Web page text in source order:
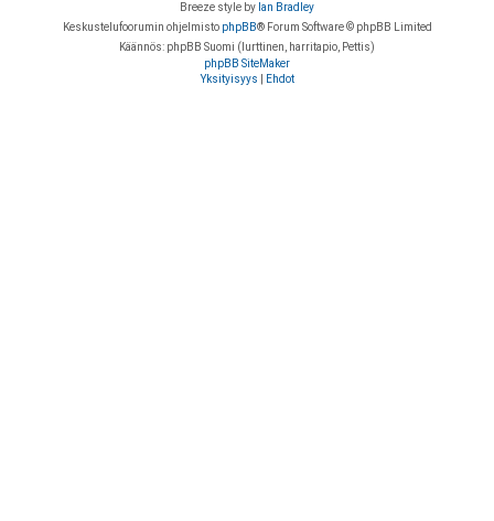
Breeze style by Ian Bradley
Keskustelufoorumin ohjelmisto phpBB® Forum Software © phpBB Limited
Käännös: phpBB Suomi (lurttinen, harritapio, Pettis)
phpBB SiteMaker
Yksityisyys
Ehdot